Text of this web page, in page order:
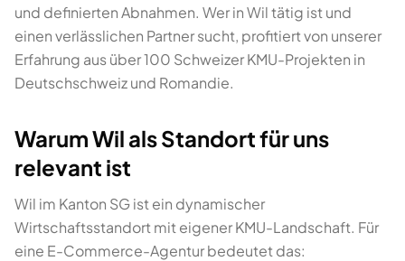
und definierten Abnahmen. Wer in Wil tätig ist und
einen verlässlichen Partner sucht, profitiert von unserer
Erfahrung aus über 100 Schweizer KMU-Projekten in
Deutschschweiz und Romandie.
Warum Wil als Standort für uns
relevant ist
Wil im Kanton SG ist ein dynamischer
Wirtschaftsstandort mit eigener KMU-Landschaft. Für
eine E-Commerce-Agentur bedeutet das: